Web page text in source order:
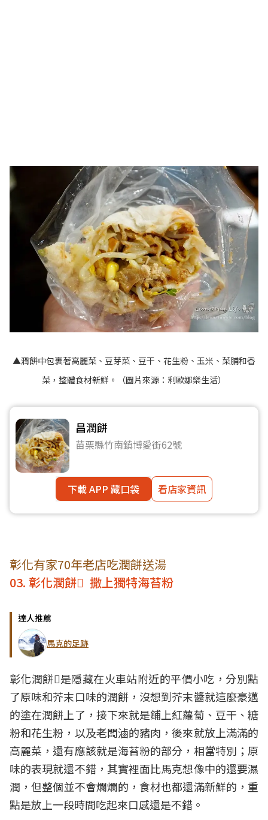
▲潤餅中包裹著高麗菜、豆芽菜、豆干、花生粉、玉米、菜脯和香
菜，整體食材新鮮。（圖片來源： 利歐娜樂生活）
昌潤餅
苗栗縣竹南鎮博愛街62號
下載 APP 藏口袋 看店家資訊
彰化有家70年老店吃潤餅送湯
03. 彰化潤餅𩛩 撒上獨特海苔粉
達人推薦
馬克的足跡
彰化潤餅𩛩是隱藏在火車站附近的平價小吃，分別點
了原味和芥末口味的潤餅，沒想到芥末醬就這麼豪邁
的塗在潤餅上了，接下來就是鋪上紅蘿蔔、豆干、糖
粉和花生粉，以及老闆滷的豬肉，後來就放上滿滿的
高麗菜，還有應該就是海苔粉的部分，相當特別；原
味的表現就還不錯，其實裡面比馬克想像中的還要濕
潤，但整個並不會爛爛的，食材也都還滿新鮮的，重
點是放上一段時間吃起來口感還是不錯。